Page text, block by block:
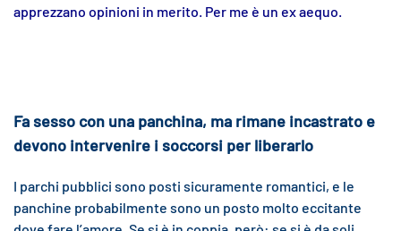
apprezzano opinioni in merito. Per me è un ex aequo.
Fa sesso con una panchina, ma rimane incastrato e
devono intervenire i soccorsi per liberarlo
I parchi pubblici sono posti sicuramente romantici, e le
panchine probabilmente sono un posto molto eccitante